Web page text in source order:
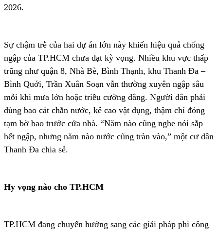
2026.
Sự chậm trễ của hai dự án lớn này khiến hiệu quả chống
ngập của TP.HCM chưa đạt kỳ vọng. Nhiều khu vực thấp
trũng như quận 8, Nhà Bè, Bình Thạnh, khu Thanh Đa –
Bình Quới, Trần Xuân Soạn vẫn thường xuyên ngập sâu
mỗi khi mưa lớn hoặc triều cường dâng. Người dân phải
dùng bao cát chắn nước, kê cao vật dụng, thậm chí đóng
tạm bờ bao trước cửa nhà. “Năm nào cũng nghe nói sắp
hết ngập, nhưng năm nào nước cũng tràn vào,” một cư dân
Thanh Đa chia sẻ.
Hy vọng nào cho TP.HCM
TP.HCM đang chuyển hướng sang các giải pháp phi công